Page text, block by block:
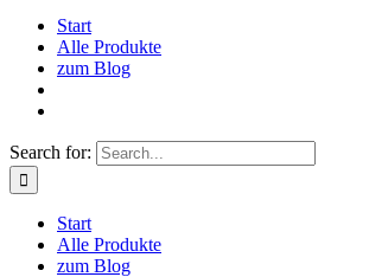
Start
Alle Produkte
zum Blog
Search for:
Start
Alle Produkte
zum Blog